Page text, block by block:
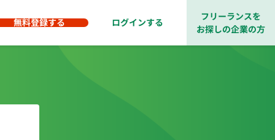
無料登録する ログインする
フリーランスを
お探しの企業の方